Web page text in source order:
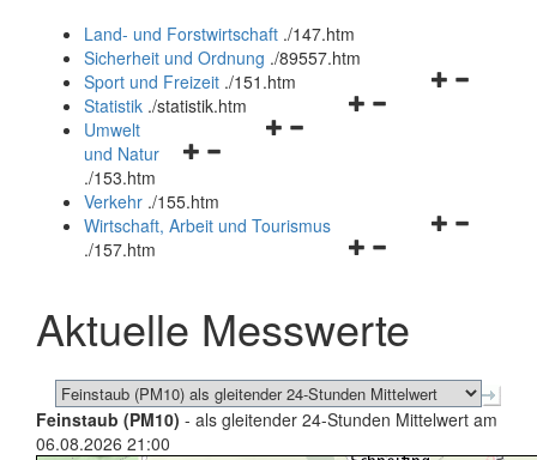
und
schließen
Land- und Forstwirtschaft ./147.htm
Sicherheit und Ordnung ./89557.htm
Navigationsmenü
Sport und Freizeit ./151.htm
Navigationsmenü
Statistik ./statistik.htm
Navigationsmenü
und
schließen
Umwelt
und Natur
./153.htm
Verkehr ./155.htm
Navigationsmenü
schließen
Wirtschaft, Arbeit und Tourismus
./157.htm
Aktuelle Messwerte
Feinstaub (PM10) - als gleitender 24-Stunden Mittelwert am
06.08.2026 21:00